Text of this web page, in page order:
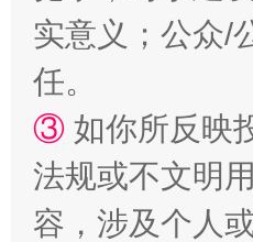
实意义；公众/
任。
③ 如你所反映
法规或不文明
容，涉及个人